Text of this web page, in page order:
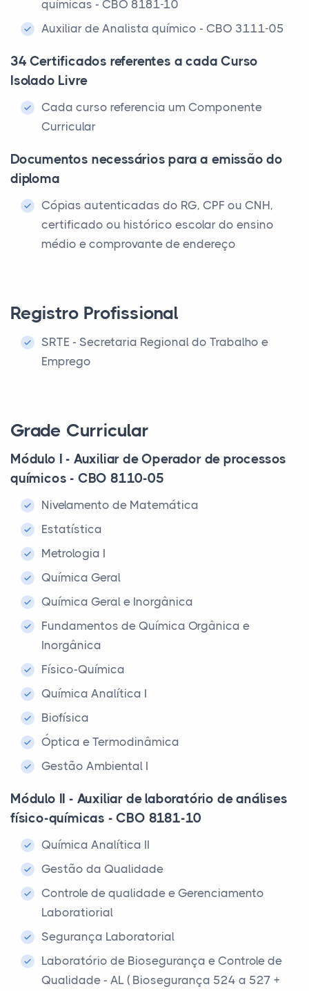
químicas - CBO 8181-10
Auxiliar de Analista químico - CBO 3111-05
34 Certificados referentes a cada Curso
Isolado Livre
Cada curso referencia um Componente
Curricular
Documentos necessários para a emissão do
diploma
Cópias autenticadas do RG, CPF ou CNH,
certificado ou histórico escolar do ensino
médio e comprovante de endereço
Registro Profissional
SRTE - Secretaria Regional do Trabalho e
Emprego
Grade Curricular
Módulo I - Auxiliar de Operador de processos
químicos - CBO 8110-05
Nivelamento de Matemática
Estatística
Metrologia I
Química Geral
Química Geral e Inorgânica
Fundamentos de Química Orgânica e
Inorgânica
Físico-Química
Química Analítica I
Biofísica
Óptica e Termodinâmica
Gestão Ambiental I
Módulo II - Auxiliar de laboratório de análises
físico-químicas - CBO 8181-10
Química Analítica II
Gestão da Qualidade
Controle de qualidade e Gerenciamento
Laboratiorial
Segurança Laboratorial
Laboratório de Biosegurança e Controle de
Qualidade - AL ( Biosegurança 524 a 527 +